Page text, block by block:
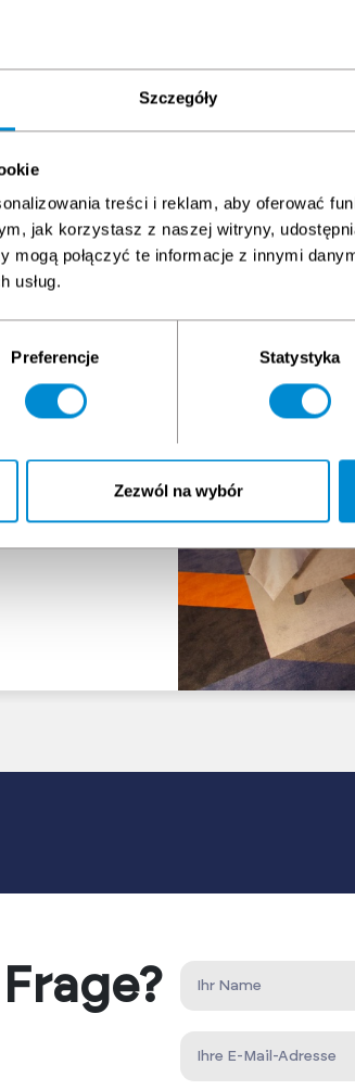
Szczegóły
treści i reklam, aby oferować
jak korzystasz z naszej witryny,
mogą połączyć te informacje z innymi
usług.
Preferencje Statystyka
Zezwól na wybór
eigene
i razem
restauracja, w
Organizujemy
do